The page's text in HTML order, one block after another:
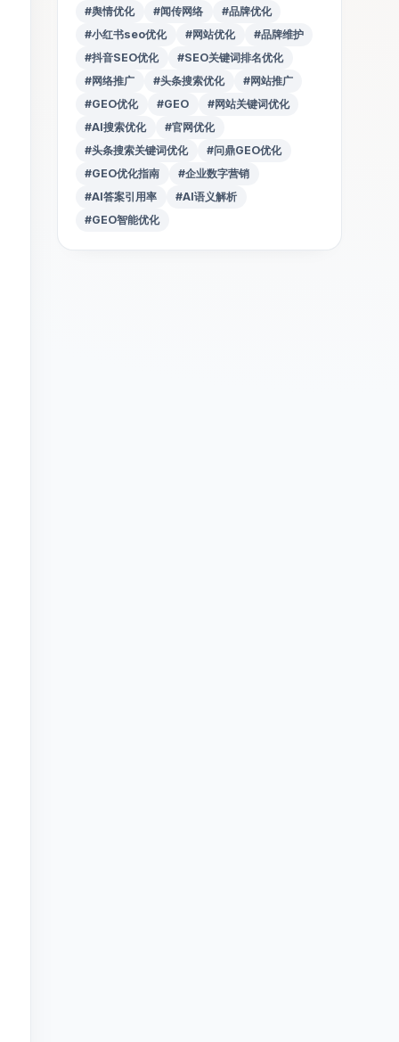
#舆情优化
#闻传网络
#品牌优化
#小红书seo优化
#网站优化
#品牌维护
#抖音SEO优化
#SEO关键词排名优化
#网络推广
#头条搜索优化
#网站推广
#GEO优化
#GEO
#网站关键词优化
#AI搜索优化
#官网优化
#头条搜索关键词优化
#问鼎GEO优化
#GEO优化指南
#企业数字营销
#AI答案引用率
#AI语义解析
#GEO智能优化